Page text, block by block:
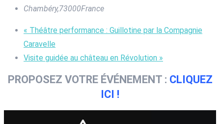
Chambéry,73000France
« Théâtre performance : Guillotine par la Compagnie
Caravelle
Visite guidée au château en Révolution »
PROPOSEZ VOTRE ÉVÉNEMENT : CLIQUEZ
ICI !